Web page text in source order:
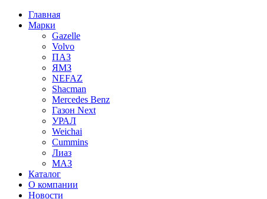
Главная
Марки
Gazelle
Volvo
ПАЗ
ЯМЗ
NEFAZ
Shacman
Mercedes Benz
Газон Next
УРАЛ
Weichai
Cummins
Лиаз
МАЗ
Каталог
О компании
Новости